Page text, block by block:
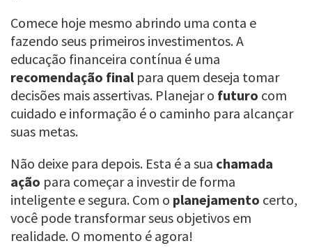
Comece hoje mesmo abrindo uma conta e
fazendo seus primeiros investimentos. A
educação financeira contínua é uma
recomendação final para quem deseja tomar
decisões mais assertivas. Planejar o futuro com
cuidado e informação é o caminho para alcançar
suas metas.
Não deixe para depois. Esta é a sua chamada
ação para começar a investir de forma
inteligente e segura. Com o planejamento certo,
você pode transformar seus objetivos em
realidade. O momento é agora!